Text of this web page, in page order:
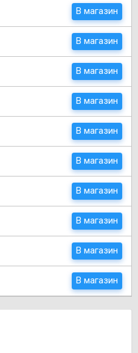
В магазин
В магазин
В магазин
В магазин
В магазин
В магазин
В магазин
В магазин
В магазин
В магазин